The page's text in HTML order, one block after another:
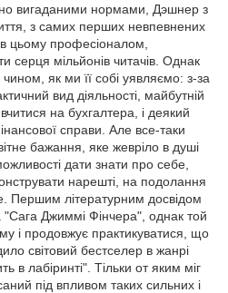
вигаданими нормами, Дэшнер з
з самих перших невпевнених
в цьому професіоналом,
серця мільйонів читачів. Однак
як ми її собі уявляємо: з-за
вид діяльності, майбутній
на бухгалтера, і деякий
справи. Але все-таки
бажання, яке жевріло в душі
дати знати про себе,
нарешті, на подолання
Першим літературним досвідом
Джиммі Фінчера", однак той
і продовжує практикуватися, що
світовий бестселер в жанрі
в лабіринті". Тільки от яким міг
під впливом таких сильних і